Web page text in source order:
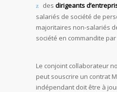
des dirigeants
salariés de société de
majoritaires non-salariés
société en commandite
Le conjoint collaborateur
peut souscrire un contrat
indépendant doit être à